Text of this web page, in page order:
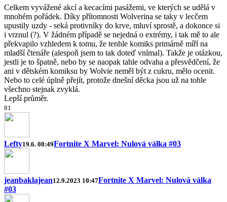
Celkem vyvážené akcí a kecacími pasážemi, ve kterých se udělá v
mnohém pořádek. Díky přítomnosti Wolverina se taky v lecčem
upustily uzdy - seká protivníky do krve, mluví sprostě, a dokonce si
i vrznul (?). V žádném případě se nejedná o extrémy, i tak mě to ale
překvapilo vzhledem k tomu, že tenhle komiks primárně míří na
mladší čtenáře (alespoň jsem to tak doteď vnímal). Takže je otázkou,
jestli je to špatně, nebo by se naopak tahle odvaha a přesvědčení, že
ani v dětském komiksu by Wolvie neměl být z cukru, mělo ocenit.
Nebo to celé úplně přejít, protože dnešní děcka jsou už na tohle
všechno stejnak zvyklá.
Lepší průměr.
81
Lefty19.6. 08:49Fortnite X Marvel: Nulová válka #03
jeanbaklajean12.9.2023 10:47Fortnite X Marvel: Nulová válka
#03